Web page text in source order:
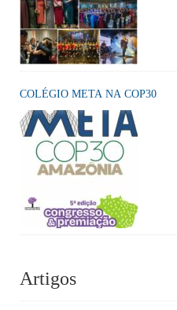
COLÉGIO META NA COP30
Artigos